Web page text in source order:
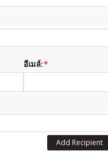
*
อีเมล์:
Add Recipient